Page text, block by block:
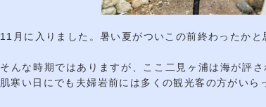
11月に入りました。暑い夏がついこの前終わったかと
そんな時期ではありますが、ここ二見ヶ浦は海が評
肌寒い日にでも夫婦岩前には多くの観光客の方がいら